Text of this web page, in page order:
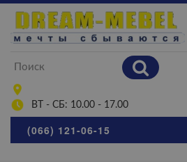
ВТ - СБ: 10.00 - 17.00
(066) 121-06-15